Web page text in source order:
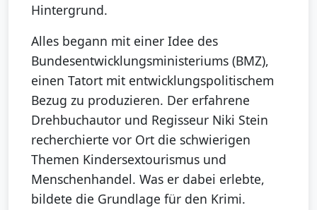
Hintergrund.
Alles begann mit einer Idee des
Bundesentwicklungsministeriums (BMZ),
einen Tatort mit entwicklungspolitischem
Bezug zu produzieren. Der erfahrene
Drehbuchautor und Regisseur Niki Stein
recherchierte vor Ort die schwierigen
Themen Kindersextourismus und
Menschenhandel. Was er dabei erlebte,
bildete die Grundlage für den Krimi.